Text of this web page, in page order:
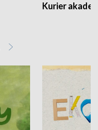
Kurier